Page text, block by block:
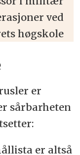
ved
høgskole
er
sårbarheten
er altså